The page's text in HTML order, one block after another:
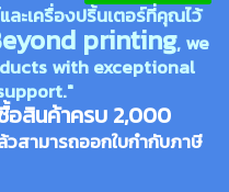
ะเครื่องปริ้นเตอร์ที่คุณไว้
printing, we
with exceptional
อสินค้าครบ 2,000
วสามารถออกใบกำกับภาษี